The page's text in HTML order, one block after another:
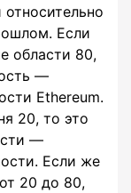
Если
области 80,
—
Ethereum.
20, то это
—
Если же
20 до 80,